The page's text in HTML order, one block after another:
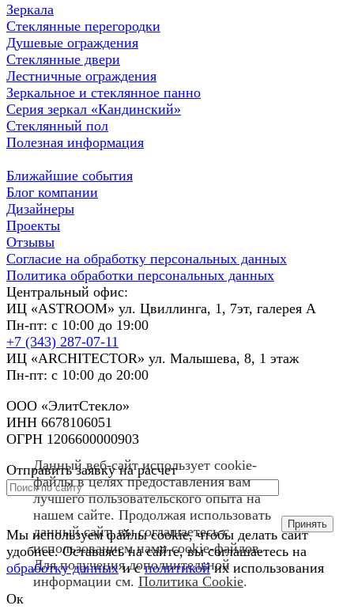
Зеркала
Стеклянные перегородки
Душевые ограждения
Стеклянные двери
Лестничные ограждения
Зеркальное и стеклянное панно
Серия зеркал «Кандинский»
Стеклянный пол
Полезная информация
Ближайшие события
Блог компании
Дизайнеры
Проекты
Отзывы
Согласие на обработку персональных данных
Политика обработки персональных данных
Центральный офис:
ИЦ «ASTROOM» ул. Цвиллинга, 1, 7эт, галерея А
Пн-пт: с 10:00 до 19:00
+7 (343) 287-07-11
ИЦ «ARCHITECTOR» ул. Малышева, 8, 1 этаж
Пн-пт: с 10:00 до 20:00
ООО «ЭлитСтекло»
ИНН 6678106051
ОГРН 1206600000903
Отправить заявку на расчет
Мы используем файлы cookie, чтобы делать сайт
удобнее. Оставаясь на сайте, вы соглашаетесь на
обработку данныхи сполитикойих использования
Ок
Данный веб-сайт использует cookie-
файлы в целях предоставления вам
лучшего пользовательского опыта на
нашем сайте. Продолжая использовать
данный сайт, вы соглашаетесь с
использованием нами cookie-файлов.
Для получения дополнительной
информации см. Политика Cookie.
Принять